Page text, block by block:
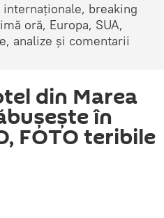
breaking
oră, Europa, SUA,
analize și comentarii
din Marea
în
FOTO teribile